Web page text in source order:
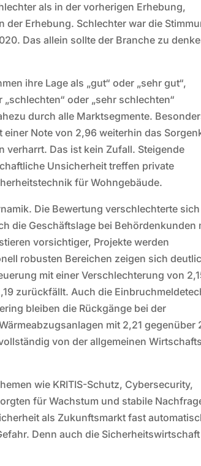
als in der vorherigen Erhebung,
Erhebung. Schlechter war die
Das allein sollte der Branche zu
ihre Lage als „gut“ oder „sehr gut“,
oder „sehr schlechten“
durch alle Marktsegmente.
Note von 2,96 weiterhin das
verharrt. Das ist kein Zufall. Steigende
Unsicherheit treffen private
für Wohngebäude.
Die Bewertung verschlechterte
die Geschäftslage bei Behördenkunden
vorsichtiger, Projekte werden
robusten Bereichen zeigen sich
mit einer Verschlechterung von
zurückfällt. Auch die
bleiben die Rückgänge bei der
mit 2,21 gegenüber
von der allgemeinen
wie KRITIS-Schutz, Cybersecurity,
für Wachstum und stabile
als Zukunftsmarkt fast
Denn auch die Sicherheitswirtschaft